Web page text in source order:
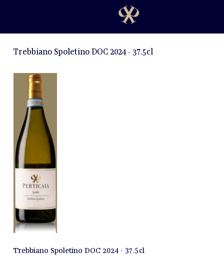
Trebbiano Spoletino DOC 2024 - 37.5cl
Trebbiano Spoletino DOC 2024 - 37.5cl